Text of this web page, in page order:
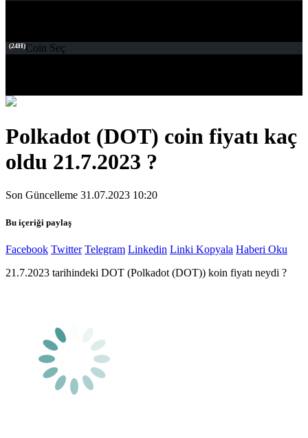
(24H)Coin Seç
Polkadot (DOT) coin fiyatı kaç
oldu 21.7.2023 ?
Son Güncelleme 31.07.2023 10:20
Bu içeriği paylaş
Facebook Twitter Telegram Linkedin Linki Kopyala Haberi Oku
21.7.2023 tarihindeki DOT (Polkadot (DOT)) koin fiyatı neydi ?